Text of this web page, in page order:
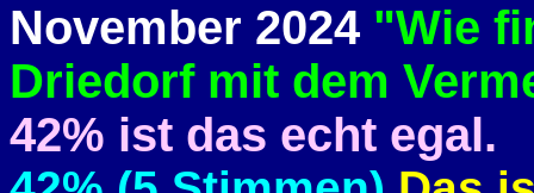
November 2024 "Wie
Driedorf mit dem
42% ist das echt egal.